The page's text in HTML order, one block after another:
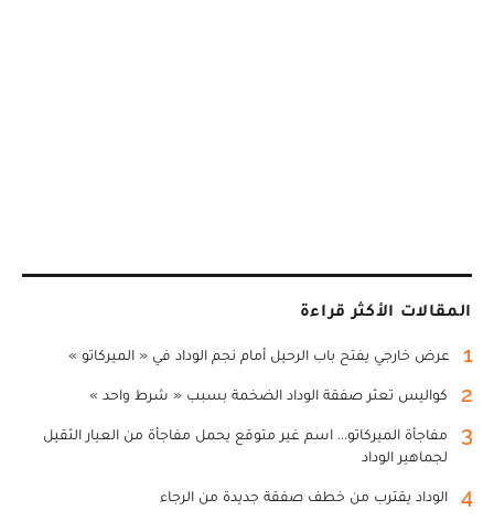
المقالات الأكثر قراءة
1 عرض خارجي يفتح باب الرحيل أمام نجم الوداد في « الميركاتو »
2 كواليس تعثر صفقة الوداد الضخمة بسبب « شرط واحد »
3
مفاجأة الميركاتو... اسم غير متوقع يحمل مفاجأة من العيار الثقيل
لجماهير الوداد
4 الوداد يقترب من خطف صفقة جديدة من الرجاء